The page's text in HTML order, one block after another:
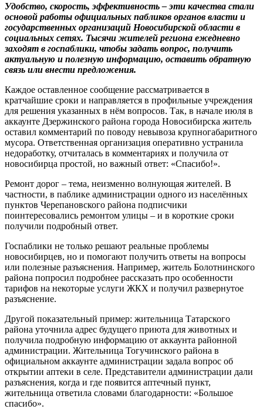
Удобство, скорость, эффективность – эти качества стали
основой работы официальных пабликов органов власти и
государственных организаций Новосибирской области в
социальных сетях. Тысячи жителей региона ежедневно
заходят в госпаблики, чтобы задать вопрос, получить
актуальную и полезную информацию, оставить обратную
связь или внести предложения.
Каждое оставленное сообщение рассматривается в
кратчайшие сроки и направляется в профильные учреждения
для решения указанных в нём вопросов. Так, в начале июля в
аккаунте Дзержинского района города Новосибирска житель
оставил комментарий по поводу невывоза крупногабаритного
мусора. Ответственная организация оперативно устранила
недоработку, отчиталась в комментариях и получила от
новосибирца простой, но важный ответ: «Спасибо!».
Ремонт дорог – тема, неизменно волнующая жителей. В
частности, в паблике администрации одного из населённых
пунктов Черепановского района подписчики
поинтересовались ремонтом улицы – и в короткие сроки
получили подробный ответ.
Госпаблики не только решают реальные проблемы
новосибирцев, но и помогают получить ответы на вопросы
или полезные разъяснения. Например, житель Болотнинского
района попросил подробнее рассказать про особенности
тарифов на некоторые услуги ЖКХ и получил развернутое
разъяснение.
Другой показательный пример: жительница Татарского
района уточнила адрес будущего приюта для животных и
получила подробную информацию от аккаунта районной
администрации. Жительница Тогучинского района в
официальном аккаунте администрации задала вопрос об
открытии аптеки в селе. Представители администрации дали
разъяснения, когда и где появится аптечный пункт,
жительница ответила словами благодарности: «Большое
спасибо».